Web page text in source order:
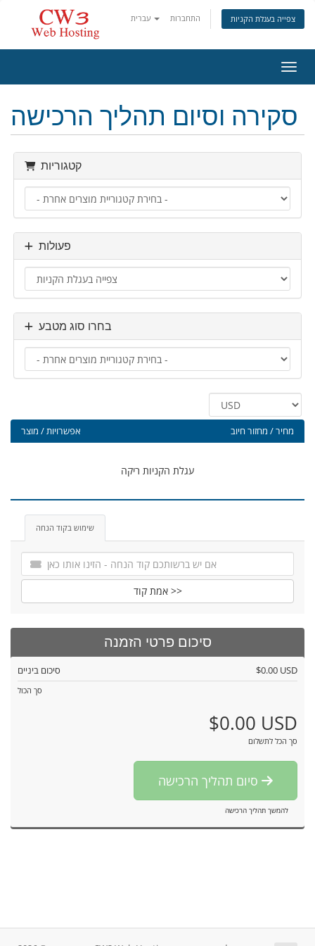
התחברות צפייה בעגלת הקניות
סקירה וסיום תהליך הרכישה
קטגוריות
פעולות
בחרו סוג מטבע
אפשרויות / מוצר מחיר / מחזור חיוב
עגלת הקניות ריקה
שימוש בקוד הנחה
אמת קוד >>
סיכום פרטי הזמנה
סיכום ביניים $0.00 USD
סך הכול
$0.00 USD
סך הכל לתשלום
להמשך תהליך הרכישה